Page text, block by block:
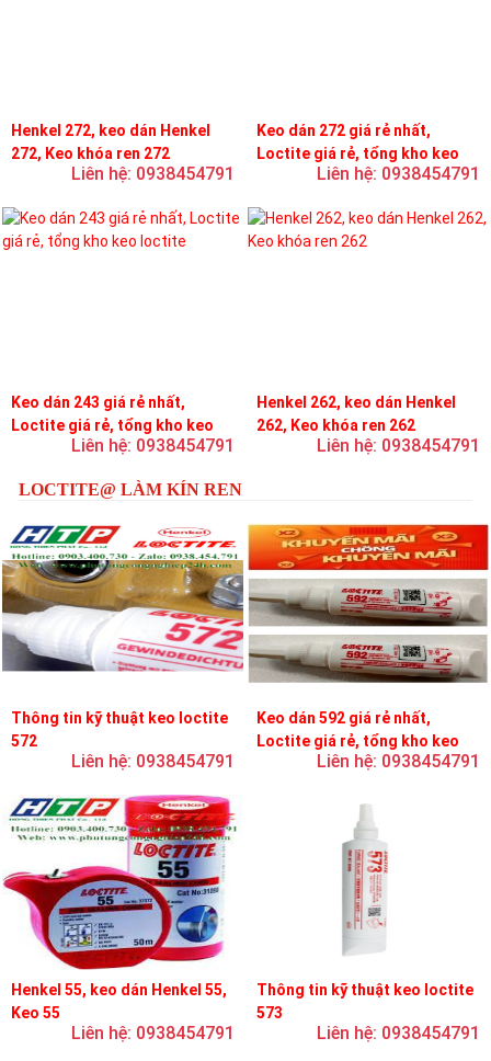
Henkel 272, keo dán Henkel
272, Keo khóa ren 272
Liên hệ: 0938454791
Keo dán 272 giá rẻ nhất,
Loctite giá rẻ, tổng kho keo
Liên hệ: 0938454791
Keo dán 243 giá rẻ nhất,
Loctite giá rẻ, tổng kho keo
Liên hệ: 0938454791
Henkel 262, keo dán Henkel
262, Keo khóa ren 262
Liên hệ: 0938454791
LOCTITE@ LÀM KÍN REN
Thông tin kỹ thuật keo loctite
572
Liên hệ: 0938454791
Keo dán 592 giá rẻ nhất,
Loctite giá rẻ, tổng kho keo
Liên hệ: 0938454791
Henkel 55, keo dán Henkel 55,
Keo 55
Liên hệ: 0938454791
Thông tin kỹ thuật keo loctite
573
Liên hệ: 0938454791